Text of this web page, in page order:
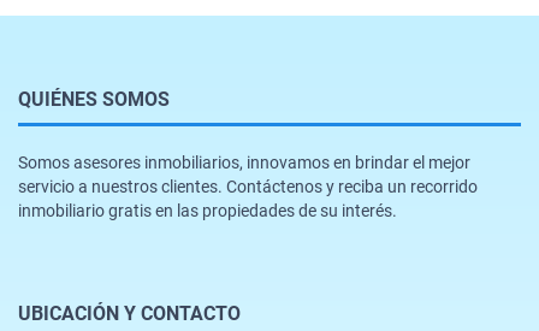
QUIÉNES SOMOS
Somos asesores inmobiliarios, innovamos en brindar el mejor
servicio a nuestros clientes. Contáctenos y reciba un recorrido
inmobiliario gratis en las propiedades de su interés.
UBICACIÓN Y CONTACTO